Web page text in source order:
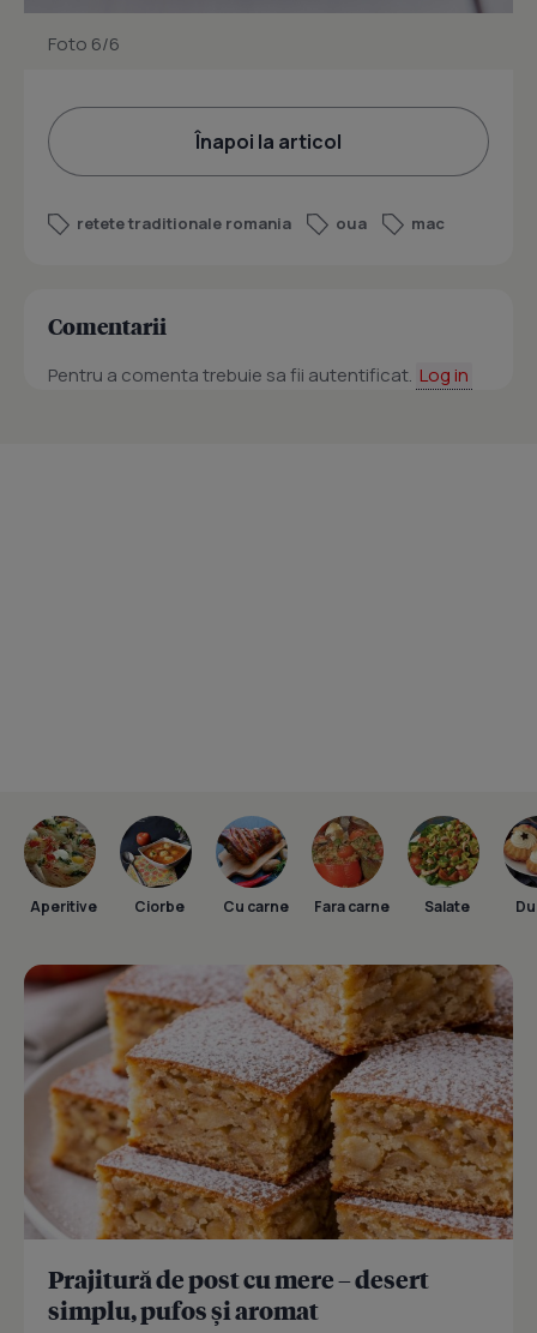
Foto 6/6
Înapoi la articol
retete traditionale romania oua mac
Comentarii
Pentru a comenta trebuie sa fii autentificat. Log in
Aperitive Ciorbe Cu carne Fara carne Salate
Prajitură de post cu mere – desert
simplu, pufos și aromat